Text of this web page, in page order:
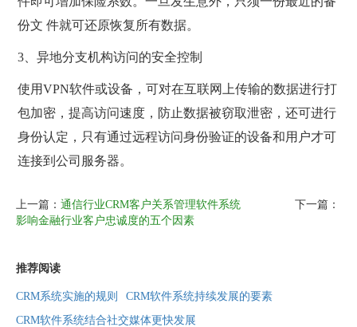
份文 件就可还原恢复所有数据。
3、异地分支机构访问的安全控制
使用VPN软件或设备，可对在互联网上传输的数据进行打
包加密，提高访问速度，防止数据被窃取泄密，还可进行
身份认定，只有通过远程访问身份验证的设备和用户才可
连接到公司服务器。
上一篇： 通信行业CRM客户关系管理软件系统
下一篇：
影响金融行业客户忠诚度的五个因素
推荐阅读
CRM系统实施的规则
CRM软件系统持续发展的要素
CRM软件系统结合社交媒体更快发展